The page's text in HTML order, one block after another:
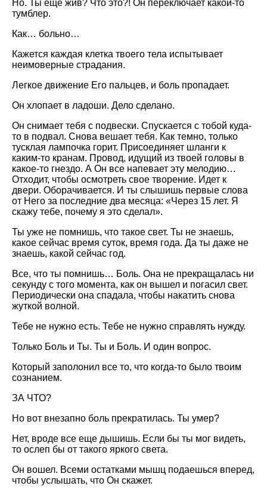
Но. Ты еще жив? Что это?! Он переключает какой-то
тумблер.
Как… больно…
Кажется каждая клетка твоего тела испытывает
неимоверные страдания.
Легкое движение Его пальцев, и боль пропадает.
Он хлопает в ладоши. Дело сделано.
Он снимает тебя с подвески. Спускается с тобой куда-
то в подвал. Снова вешает тебя. Как темно, только
тусклая лампочка горит. Присоединяет шланги к
каким-то кранам. Провод, идущий из твоей головы в
какое-то гнездо. А Он все напевает эту мелодию…
Отходит, чтобы осмотреть свое творение. Идет к
двери. Оборачивается. И ты слышишь первые слова
от Него за последние два месяца: «Через 15 лет. Я
скажу тебе, почему я это сделал».
Ты уже не помнишь, что такое свет. Ты не знаешь,
какое сейчас время суток, время года. Да ты даже не
знаешь, какой сейчас год.
Все, что ты помнишь… Боль. Она не прекращалась ни
секунду с того момента, как он вышел и погасил свет.
Периодически она спадала, чтобы накатить снова
жуткой волной.
Тебе не нужно есть. Тебе не нужно справлять нужду.
Только Боль и Ты. Ты и Боль. И один вопрос.
Который заполонил все то, что когда-то было твоим
сознанием.
ЗА ЧТО?
Но вот внезапно боль прекратилась. Ты умер?
Нет, вроде все еще дышишь. Если бы ты мог видеть,
то ослеп бы от такого яркого света.
Он вошел. Всеми остатками мышц подаешься вперед,
чтобы услышать, что Он скажет.